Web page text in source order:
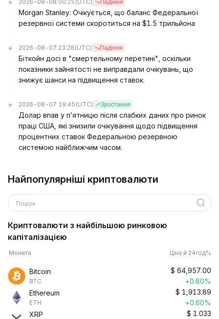
2026-08-08 00:25 (UTC) Падіння
Morgan Stanley: Очікується, що баланс Федеральної
резервної системи скоротиться на $1.5 трильйона
2026-08-07 23:28 (UTC) Падіння
Біткойн досі в "смертельному перетині", оскільки
показники зайнятості не виправдали очікувань, що
знижує шанси на підвищення ставок.
2026-08-07 19:45 (UTC) Зростання
Долар впав у п’ятницю після слабких даних про ринок
праці США, які знизили очікування щодо підвищення
процентних ставок Федеральною резервною
системою найближчим часом.
Найпопулярніші криптовалюти
Пошук
Криптовалюти з найбільшою ринковою
капіталізацією
Монета Ціна й 24год%
Bitcoin
BTC
$ 64,957.00
+0.80%
Ethereum
ETH
$ 1,913.89
+0.60%
XRP
$ 1.033